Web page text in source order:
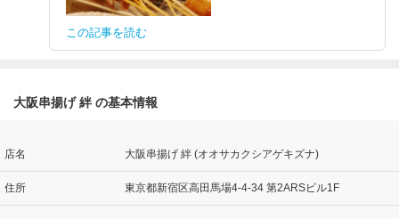
この記事を読む
大阪串揚げ 絆 の基本情報
店名 大阪串揚げ 絆 (オオサカクシアゲキズナ)
住所 東京都新宿区高田馬場4-4-34 第2ARSビル1F